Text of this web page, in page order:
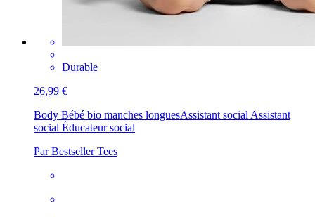
Durable
26,99 €
Body Bébé bio manches longuesAssistant social Assistant
social Éducateur social
Par Bestseller Tees